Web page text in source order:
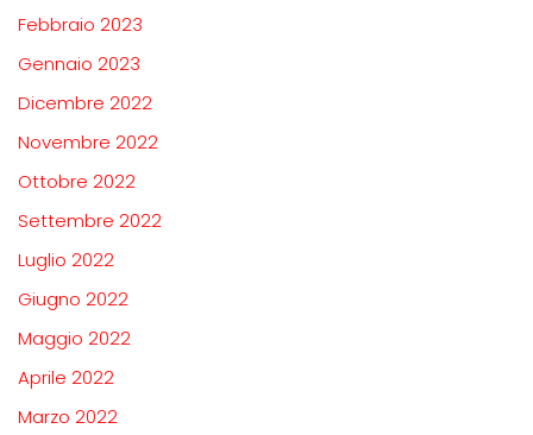
Febbraio 2023
Gennaio 2023
Dicembre 2022
Novembre 2022
Ottobre 2022
Settembre 2022
Luglio 2022
Giugno 2022
Maggio 2022
Aprile 2022
Marzo 2022